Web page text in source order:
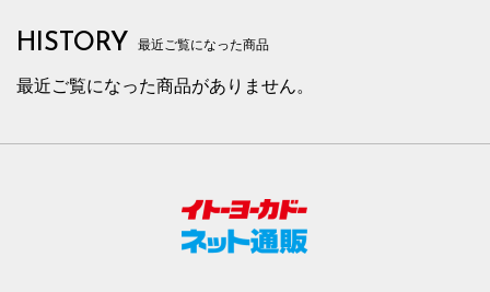
HISTORY 最近ご覧になった商品
最近ご覧になった商品がありません。